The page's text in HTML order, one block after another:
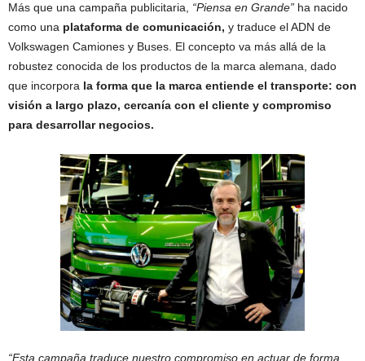
Más que una campaña publicitaria, “Piensa en Grande” ha nacido
como una plataforma de comunicación, y traduce el ADN de
Volkswagen Camiones y Buses. El concepto va más allá de la
robustez conocida de los productos de la marca alemana, dado
que incorpora la forma que la marca entiende el transporte: con
visión a largo plazo, cercanía con el cliente y compromiso
para desarrollar negocios.
“Esta campaña traduce nuestro compromiso en actuar de forma